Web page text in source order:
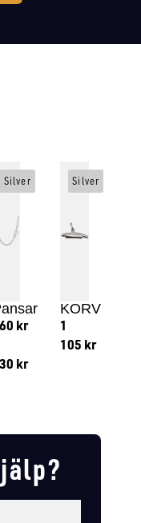
kr
kr
Silver
KORV
1
105 kr
Silver